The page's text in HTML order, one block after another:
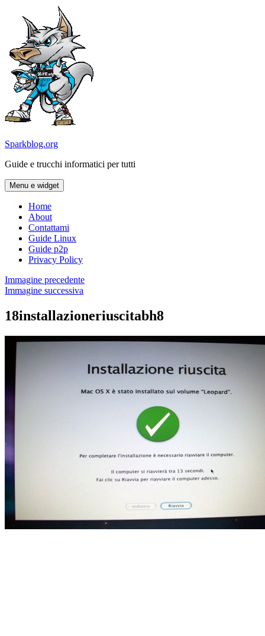
contenuto
Sparkblog.org
Guide e trucchi informatici per tutti
Menu e widget
Home
About
Contattami
Guide Linux
Guide p2p
Privacy Policy
Immagine precedente
Immagine successiva
18installazioneriuscitabh8